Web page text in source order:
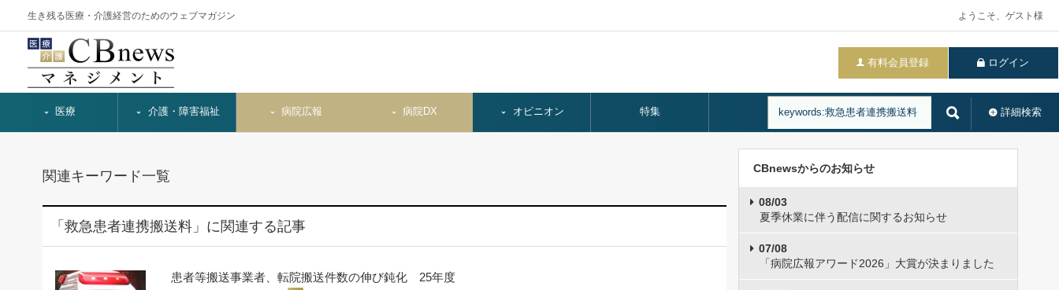
生き残る医療・介護経営のためのウェブマガジン ようこそ、ゲスト様
有料会員登録 ログイン
詳細検索
医療 介護・障害福祉 病院広報 病院DX オピニオン 特集
関連キーワード一覧
「救急患者連携搬送料」に関連する記事
患者等搬送事業者、転院搬送件数の伸び鈍化 25年度
CBnewsからのお知らせ
08/03
夏季休業に伴う配信に関するお知らせ
07/08
「病院広報アワード2026」大賞が決まりました